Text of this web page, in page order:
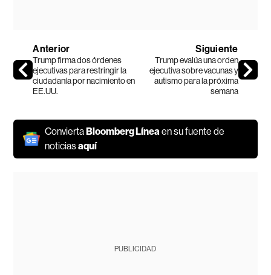
Anterior
Trump firma dos órdenes
ejecutivas para restringir la
ciudadanía por nacimiento en
EE.UU.
Siguiente
Trump evalúa una orden
ejecutiva sobre vacunas y
autismo para la próxima
semana
ConviertaBloomberg Línea en su fuente de
noticiasaquí
PUBLICIDAD